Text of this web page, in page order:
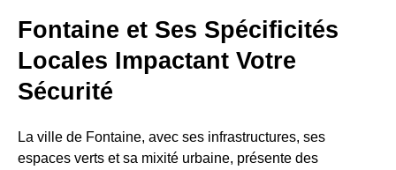
Fontaine et Ses Spécificités
Locales Impactant Votre
Sécurité
La ville de Fontaine, avec ses infrastructures, ses
espaces verts et sa mixité urbaine, présente des